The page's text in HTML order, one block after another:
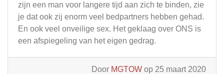
zijn een man voor langere tijd aan zich te binden, zie
je dat ook zij enorm veel bedpartners hebben gehad.
En ook veel onveilige sex. Het geklaag over ONS is
een afspiegeling van het eigen gedrag.
Door MGTOW op 25 maart 2020